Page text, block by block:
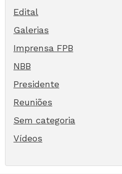
Edital
Galerias
Imprensa FPB
NBB
Presidente
Reuniões
Sem categoria
Vídeos